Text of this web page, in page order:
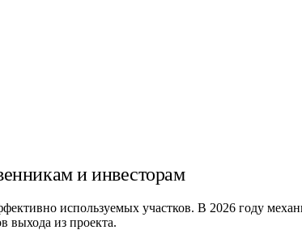
и инвесторам
используемых участков. В 2026 году
выхода из проекта.